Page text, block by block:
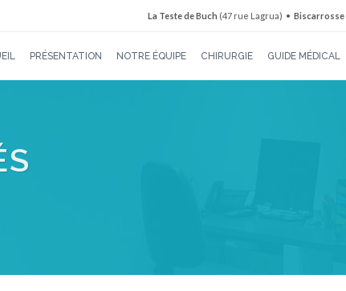
La Teste de Buch (47 rue Lagrua) • Biscarrosse
PRÉSENTATION NOTRE ÉQUIPE CHIRURGIE GUIDE MÉDICAL